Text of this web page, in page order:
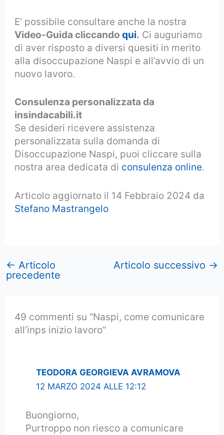
E’ possibile consultare anche la nostra
Video-Guida cliccandoqui. Ci auguriamo
di aver risposto a diversi quesiti in merito
alla disoccupazione Naspi e all’avvio di un
nuovo lavoro.
Consulenza personalizzata da
insindacabili.it
Se desideri ricevere assistenza
personalizzata sulla domanda di
Disoccupazione Naspi, puoi cliccare sulla
nostra area dedicata di consulenza online.
Articolo aggiornato il 14 Febbraio 2024 da
Stefano Mastrangelo
← Articolo
precedente
Articolo successivo →
49 commenti su “Naspi, come comunicare
all’inps inizio lavoro”
TEODORA GEORGIEVA AVRAMOVA
12 MARZO 2024 ALLE 12:12
Buongiorno,
Purtroppo non riesco a comunicare